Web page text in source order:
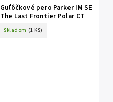
Guľôčkové pero Parker IM SE
The Last Frontier Polar CT
Skladom (1 KS)